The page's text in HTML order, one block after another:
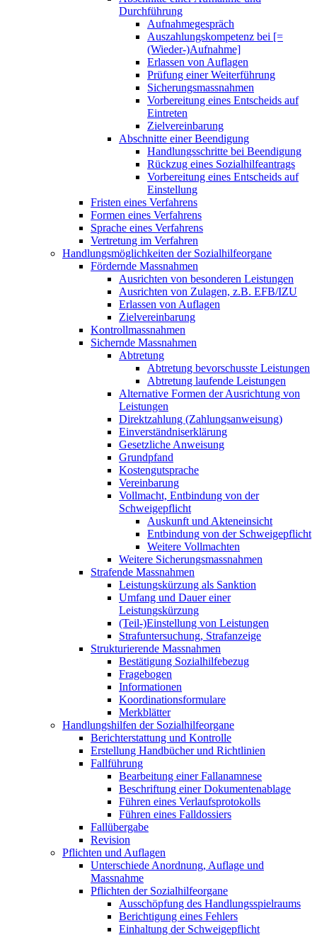
Durchführung
Aufnahmegespräch
Auszahlungskompetenz bei [=
(Wieder-)Aufnahme]
Erlassen von Auflagen
Prüfung einer Weiterführung
Sicherungsmassnahmen
Vorbereitung eines Entscheids auf
Eintreten
Zielvereinbarung
Abschnitte einer Beendigung
Handlungsschritte bei Beendigung
Rückzug eines Sozialhilfeantrags
Vorbereitung eines Entscheids auf
Einstellung
Fristen eines Verfahrens
Formen eines Verfahrens
Sprache eines Verfahrens
Vertretung im Verfahren
Handlungsmöglichkeiten der Sozialhilfeorgane
Fördernde Massnahmen
Ausrichten von besonderen Leistungen
Ausrichten von Zulagen, z.B. EFB/IZU
Erlassen von Auflagen
Zielvereinbarung
Kontrollmassnahmen
Sichernde Massnahmen
Abtretung
Abtretung bevorschusste Leistungen
Abtretung laufende Leistungen
Alternative Formen der Ausrichtung von
Leistungen
Direktzahlung (Zahlungsanweisung)
Einverständniserklärung
Gesetzliche Anweisung
Grundpfand
Kostengutsprache
Vereinbarung
Vollmacht, Entbindung von der
Schweigepflicht
Auskunft und Akteneinsicht
Entbindung von der Schweigepflicht
Weitere Vollmachten
Weitere Sicherungsmassnahmen
Strafende Massnahmen
Leistungskürzung als Sanktion
Umfang und Dauer einer
Leistungskürzung
(Teil-)Einstellung von Leistungen
Strafuntersuchung, Strafanzeige
Strukturierende Massnahmen
Bestätigung Sozialhilfebezug
Fragebogen
Informationen
Koordinationsformulare
Merkblätter
Handlungshilfen der Sozialhilfeorgane
Berichterstattung und Kontrolle
Erstellung Handbücher und Richtlinien
Fallführung
Bearbeitung einer Fallanamnese
Beschriftung einer Dokumentenablage
Führen eines Verlaufsprotokolls
Führen eines Falldossiers
Fallübergabe
Revision
Pflichten und Auflagen
Unterschiede Anordnung, Auflage und
Massnahme
Pflichten der Sozialhilfeorgane
Ausschöpfung des Handlungsspielraums
Berichtigung eines Fehlers
Einhaltung der Schweigepflicht